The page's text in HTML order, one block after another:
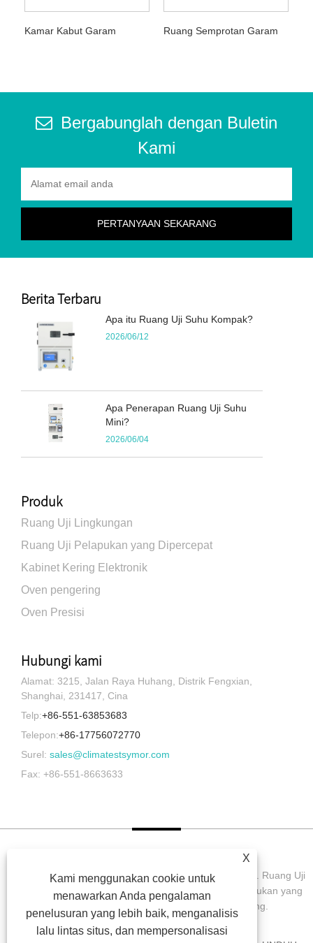
Kamar Kabut Garam Ruang Semprotan Garam
Bergabunglah dengan Buletin
Kami
Berita Terbaru
Apa itu Ruang Uji Suhu Kompak?
2026/06/12
Apa Penerapan Ruang Uji Suhu
Mini?
2026/06/04
Produk
Ruang Uji Lingkungan
Ruang Uji Pelapukan yang Dipercepat
Kabinet Kering Elektronik
Oven pengering
Oven Presisi
Hubungi kami
Alamat: 3215, Jalan Raya Huhang, Distrik Fengxian,
Shanghai, 231417, Cina
Telp:+86-551-63853683
Telepon:+86-17756072770
Surel: sales@climatestsymor.com
Fax: +86-551-8663633
Hak Cipta © 2022 Symor Instrument Equipment Co., Ltd. Ruang Uji
Lingkungan, Kabinet Kering Elektronik, Ruang Uji Pelapukan yang
Dipercepat Semua Hak dilindungi undang-undang.
X
Kami menggunakan cookie untuk
menawarkan Anda pengalaman
penelusuran yang lebih baik, menganalisis
lalu lintas situs, dan mempersonalisasi